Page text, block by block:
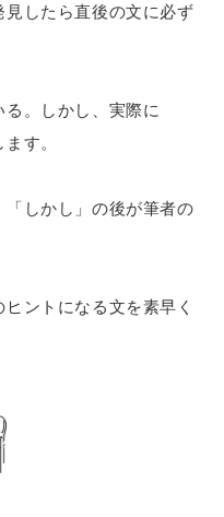
見したら直後の文に必ず
。しかし、実際に
す。
「しかし」の後が筆者の
ントになる文を素早く